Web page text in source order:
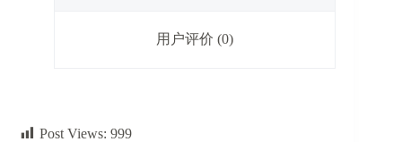
用户评价 (0)
Post Views: 999